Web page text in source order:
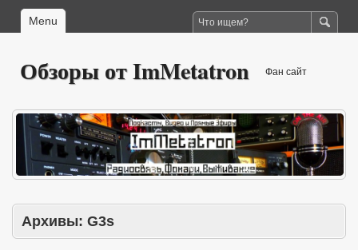
Menu
Обзоры от ImMetatron Фан сайт
Архивы: G3s